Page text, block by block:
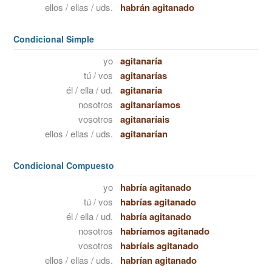
ellos / ellas / uds. habrán agitanado
Condicional Simple
yo agitanaría
tú / vos agitanarías
él / ella / ud. agitanaría
nosotros agitanaríamos
vosotros agitanaríais
ellos / ellas / uds. agitanarían
Condicional Compuesto
yo habría agitanado
tú / vos habrías agitanado
él / ella / ud. habría agitanado
nosotros habríamos agitanado
vosotros habríais agitanado
ellos / ellas / uds. habrían agitanado